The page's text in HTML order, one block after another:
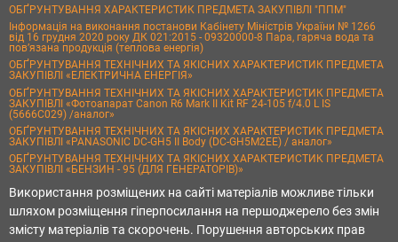
ОБҐРУНТУВАННЯ ХАРАКТЕРИСТИК ПРЕДМЕТА ЗАКУПІВЛІ "ППМ"
Інформація на виконання постанови Кабінету Міністрів України № 1266
від 16 грудня 2020 року ДК 021:2015 - 09320000-8 Пара, гаряча вода та
пов’язана продукція (теплова енергія)
ОБҐРУНТУВАННЯ ТЕХНІЧНИХ ТА ЯКІСНИХ ХАРАКТЕРИСТИК ПРЕДМЕТА
ЗАКУПІВЛІ «ЕЛЕКТРИЧНА ЕНЕРГІЯ»
ОБҐРУНТУВАННЯ ТЕХНІЧНИХ ТА ЯКІСНИХ ХАРАКТЕРИСТИК ПРЕДМЕТА
ЗАКУПІВЛІ «Фотоапарат Canon R6 Mark II Kit RF 24-105 f/4.0 L IS
(5666C029) /аналог»
ОБҐРУНТУВАННЯ ТЕХНІЧНИХ ТА ЯКІСНИХ ХАРАКТЕРИСТИК ПРЕДМЕТА
ЗАКУПІВЛІ «PANASONIC DC-GH5 II Body (DC-GH5M2EE) / аналог»
ОБҐРУНТУВАННЯ ТЕХНІЧНИХ ТА ЯКІСНИХ ХАРАКТЕРИСТИК ПРЕДМЕТА
ЗАКУПІВЛІ «БЕНЗИН - 95 (ДЛЯ ГЕНЕРАТОРІВ)»
Використання розміщених на сайті матеріалів можливе тільки
шляхом розміщення гіперпосилання на першоджерело без змін
змісту матеріалів та скорочень. Порушення авторських прав